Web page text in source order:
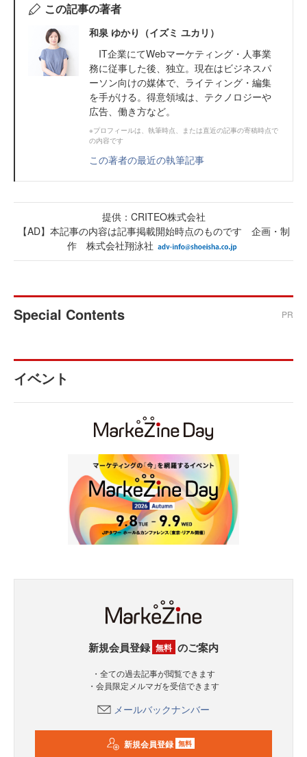
この記事の著者
和泉 ゆかり（イズミ ユカリ）
IT企業にてWebマーケティング・人事業
務に従事した後、独立。現在はビジネスパ
ーソン向けの媒体で、ライティング・編集
を手がける。得意領域は、テクノロジーや
広告、働き方など。
※プロフィールは、執筆時点、または直近の記事の寄稿時点で
の内容です
この著者の最近の執筆記事
提供：CRITEO株式会社
【AD】本記事の内容は記事掲載開始時点のものです 企画・制
作 株式会社翔泳社
Special Contents PR
イベント
新規会員登録 無料 のご案内
・全ての過去記事が閲覧できます
・会員限定メルマガを受信できます
メールバックナンバー
新規会員登録 無料